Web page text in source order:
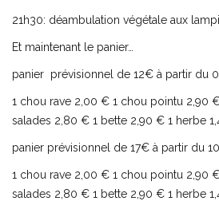
21h30: déambulation végétale aux
Et maintenant le panier…
panier prévisionnel de 12€ à partir du
1 chou rave 2,00 € 1 chou pointu 2,90
salades 2,80 € 1 bette 2,90 € 1
panier prévisionnel de 17€ à partir du
1 chou rave 2,00 € 1 chou pointu 2,90
salades 2,80 € 1 bette 2,90 € 1 herbe